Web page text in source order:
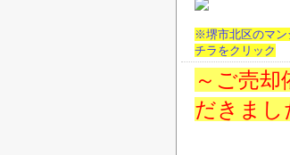
※堺市北区のマン
チラをクリック
～ご売却
だきまし